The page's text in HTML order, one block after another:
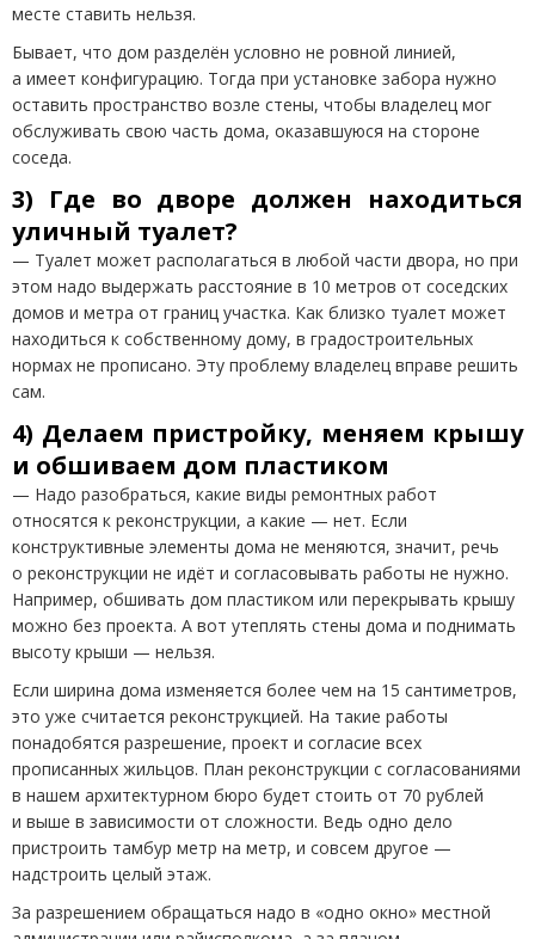
месте ставить нельзя.
Бывает, что дом разделён условно не ровной линией,
а имеет конфигурацию. Тогда при установке забора нужно
оставить пространство возле стены, чтобы владелец мог
обслуживать свою часть дома, оказавшуюся на стороне
соседа.
3) Где во дворе должен находиться
уличный туалет?
— Туалет может располагаться в любой части двора, но при
этом надо выдержать расстояние в 10 метров от соседских
домов и метра от границ участка. Как близко туалет может
находиться к собственному дому, в градостроительных
нормах не прописано. Эту проблему владелец вправе решить
сам.
4) Делаем пристройку, меняем крышу
и обшиваем дом пластиком
— Надо разобраться, какие виды ремонтных работ
относятся к реконструкции, а какие — нет. Если
конструктивные элементы дома не меняются, значит, речь
о реконструкции не идёт и согласовывать работы не нужно.
Например, обшивать дом пластиком или перекрывать крышу
можно без проекта. А вот утеплять стены дома и поднимать
высоту крыши — нельзя.
Если ширина дома изменяется более чем на 15 сантиметров,
это уже считается реконструкцией. На такие работы
понадобятся разрешение, проект и согласие всех
прописанных жильцов. План реконструкции с согласованиями
в нашем архитектурном бюро будет стоить от 70 рублей
и выше в зависимости от сложности. Ведь одно дело
пристроить тамбур метр на метр, и совсем другое —
надстроить целый этаж.
За разрешением обращаться надо в «одно окно» местной